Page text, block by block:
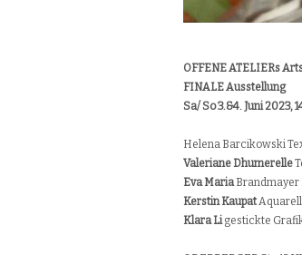
OFFENE ATELIERs
FINALE Ausstellung
Sa/ So 3.&4. Juni 2023,
Helena Barcikowski
Valeriane Dhumerelle
Eva MariaBrandmayer
Kerstin Kaupat
Klara Ligestickte